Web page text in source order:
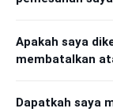
Apakah saya
membatalkan
Dapatkah saya